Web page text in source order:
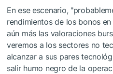
En ese escenario,
rendimientos de los bonos
aún más las valoraciones
veremos a los sectores no
alcanzar a sus pares
salir humo negro de la